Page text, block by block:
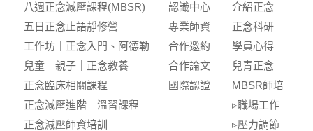
八週正念減壓課程(MBSR)
五⽇正念⽌語靜修營
⼯作坊｜正念入門、阿德勒
兒童｜親⼦｜正念教養
正念臨床相關課程
正念減壓進階｜溫習課程
正念減壓師資培訓
認識中⼼
專業師資
合作邀約
合作論⽂
國際認證
介紹正念
正念科研
學員⼼得
兒青正念
MBSR師培
▹職場⼯作
▹壓⼒調節